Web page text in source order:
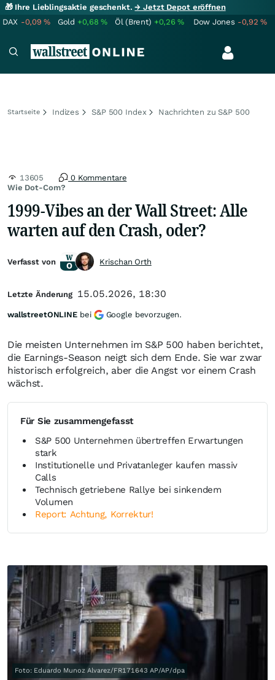
🎁 Ihre Lieblingsaktie geschenkt.→ Jetzt Depot eröffnen
DAX -0,09% Gold +0,68% Öl (Brent) +0,26% Dow Jones -0,92%
Startseite Indizes S&P 500 Index Nachrichten zu S&P 500
Wie Dot-Com?
13605 0 Kommentare
1999-Vibes an der Wall Street: Alle
warten auf den Crash, oder?
Die meisten Unternehmen im S&P 500 haben berichtet,
die Earnings-Season neigt sich dem Ende. Sie war zwar
historisch erfolgreich, aber die Angst vor einem Crash
wächst.
Für Sie zusammengefasst
S&P 500 Unternehmen übertreffen Erwartungen
stark
Institutionelle und Privatanleger kaufen massiv
Calls
Technisch getriebene Rallye bei sinkendem
Volumen
Report: Achtung, Korrektur!
Foto: Eduardo Munoz Alvarez/FR171643 AP/AP/dpa
Verfasst von Krischan Orth
Letzte Änderung 15.05.2026, 18:30
wallstreetONLINE bei Google bevorzugen.